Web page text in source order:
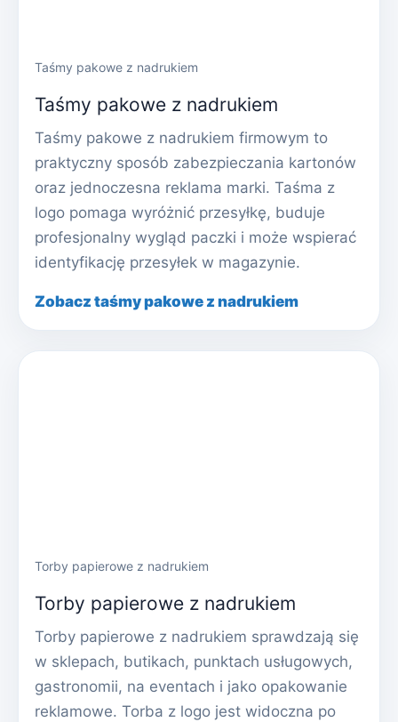
Taśmy pakowe z nadrukiem
Taśmy pakowe z nadrukiem
Taśmy pakowe z nadrukiem firmowym to
praktyczny sposób zabezpieczania kartonów
oraz jednoczesna reklama marki. Taśma z
logo pomaga wyróżnić przesyłkę, buduje
profesjonalny wygląd paczki i może wspierać
identyfikację przesyłek w magazynie.
Zobacz taśmy pakowe z nadrukiem
Torby papierowe z nadrukiem
Torby papierowe z nadrukiem
Torby papierowe z nadrukiem sprawdzają się
w sklepach, butikach, punktach usługowych,
gastronomii, na eventach i jako opakowanie
reklamowe. Torba z logo jest widoczna po